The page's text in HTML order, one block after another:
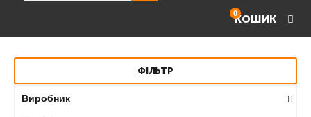
0КОШИК
ФІЛЬТР
Виробник